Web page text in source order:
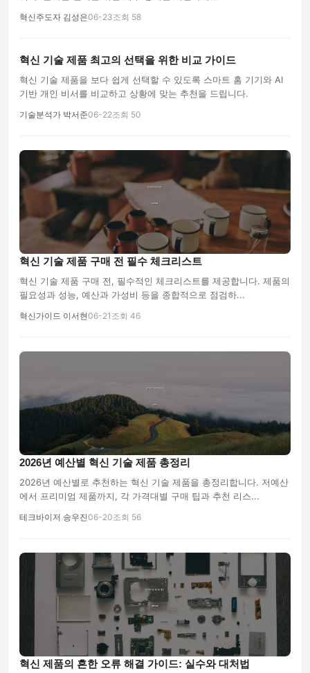
혁신주도자 김성은06-23조회 58
혁신 기술 제품 최고의 선택을 위한 비교 가이드
혁신 기술 제품을 보다 쉽게 선택할 수 있도록 스마트 홈 기기와 AI
기반 개인 비서를 비교하고 상황에 맞는 추천을 드립니다.
기술분석가 박서준06-22조회 50
혁신 기술 제품 구매 전 필수 체크리스트
혁신 기술 제품 구매 전, 필수적인 체크리스트를 제공합니다. 제품의
필요성과 성능, 예산과 가성비 등을 종합적으로 점검하...
혁신가이드 이서현06-21 조회 46
2026년 예산별 혁신 기술 제품 총정리
2026년 예산별로 추천하는 혁신 기술 제품을 총정리합니다. 저예산
에서 프리미엄 제품까지, 각 가격대별 구매 팁과 추천 리스...
테크바이저 송우진06-20조회 56
혁신 제품의 흔한 오류 해결 가이드: 실수와 대처법